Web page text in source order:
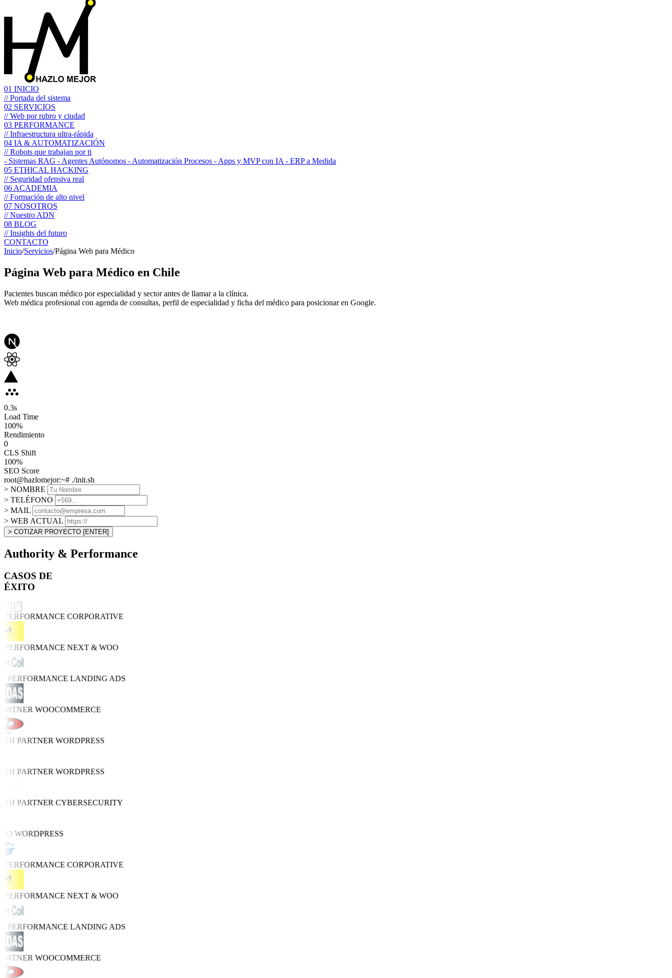
01 INICIO
// Portada del sistema
02 SERVICIOS
// Web por rubro y ciudad
03 PERFORMANCE
// Infraestructura ultra-rápida
04 IA & AUTOMATIZACIÓN
// Robots que trabajan por ti
- Sistemas RAG - Agentes Autónomos - Automatización Procesos - Apps y MVP con IA - ERP a Medida
05 ETHICAL HACKING
// Seguridad ofensiva real
06 ACADEMIA
// Formación de alto nivel
07 NOSOTROS
// Nuestro ADN
08 BLOG
// Insights del futuro
CONTACTO
Inicio/Servicios/Página Web para Médico
Página Web para Médico en Chile
Pacientes buscan médico por especialidad y sector antes de llamar a la clínica.
Web médica profesional con agenda de consultas, perfil de especialidad y ficha del médico para posicionar en Google.
0.3s
Load Time
100%
Rendimiento
0
CLS Shift
100%
SEO Score
root@hazlomejor:~# ./init.sh
> NOMBRE
> TELÉFONO
> MAIL
> WEB ACTUAL
> COTIZAR PROYECTO [ENTER]
Authority & Performance
CASOS DE
ÉXITO
CORPORATIVE
NEXT & WOO
PERFORMANCELANDING ADS
WOOCOMMERCE
PARTNERWORDPRESS
PARTNERWORDPRESS
PARTNERCYBERSECURITY
WORDPRESS
CORPORATIVE
NEXT & WOO
PERFORMANCELANDING ADS
WOOCOMMERCE